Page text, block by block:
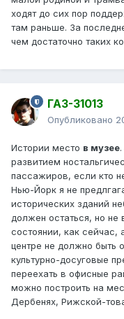
ходят до сих пор
там раньше. За
чем достаточно таких
ГАЗ-31013
Опубликовано
Истории место в музее
развитием
пассажиров, если кто
Нью-Йорк я не
исторических зданий
должен остаться, но
состоянии, как сейчас,
центре не должно быть
культурно-досуговые
переехать в офисные
можно построить на
Дербенях, Рижской-